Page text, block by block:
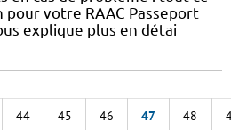
pour votre RAAC Passeport
explique plus en détai
44 45 46 47 48